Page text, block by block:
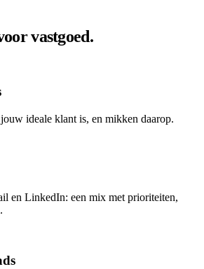
vastgoed.
ideale klant is, en mikken daarop.
en LinkedIn: een mix met prioriteiten,